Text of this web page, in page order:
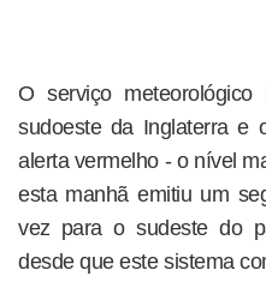
O serviço
sudoeste da Inglaterra
alerta vermelho - o nível
esta manhã emitiu um
vez para o sudeste do
desde que este sistema